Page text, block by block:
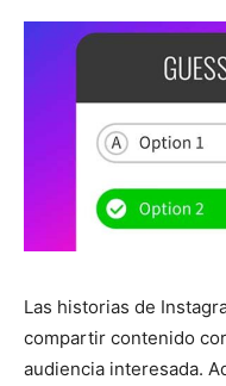
Las historias de
compartir contenido
audiencia interesada.